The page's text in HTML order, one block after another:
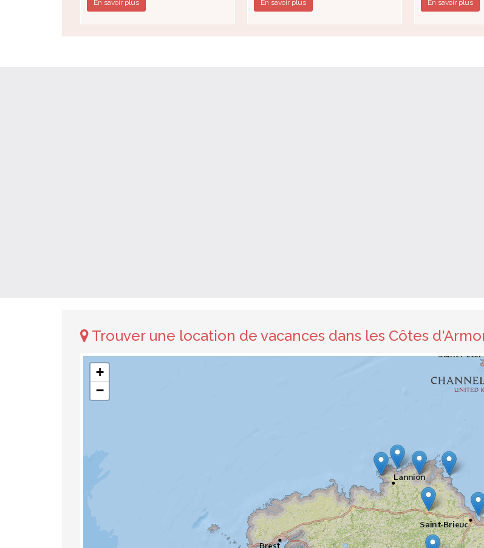
En savoir plus En savoir plus En savoir plus
Trouver une location de vacances dans les Côtes
+
−